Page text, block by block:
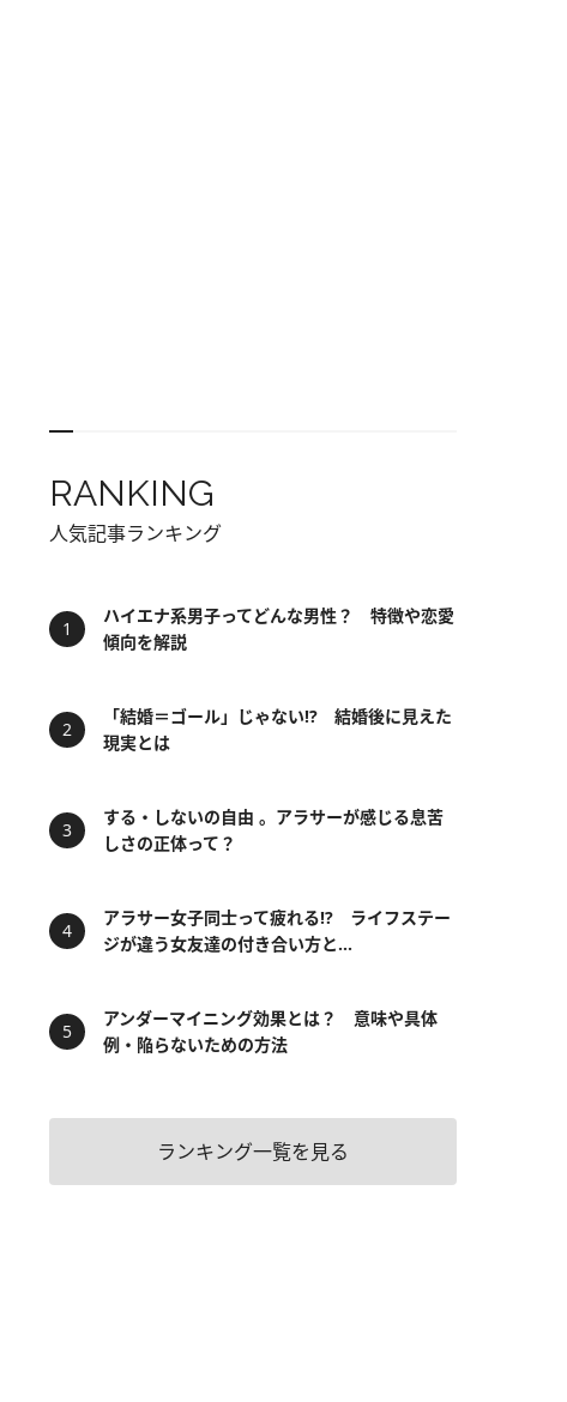
RANKING
人気記事ランキング
ハイエナ系男子ってどんな男性？ 特徴や恋愛
傾向を解説
「結婚＝ゴール」じゃない⁉ 結婚後に見えた
現実とは
する・しないの自由 。アラサーが感じる息苦
しさの正体って？
アラサー女子同士って疲れる⁉ ライフステー
ジが違う女友達の付き合い方と...
アンダーマイニング効果とは？ 意味や具体
例・陥らないための方法
ランキング一覧を見る